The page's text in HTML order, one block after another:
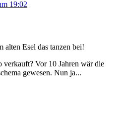
19:02
alten Esel das tanzen bei!
verkauft? Vor 10 Jahren wär die
gewesen. Nun ja...